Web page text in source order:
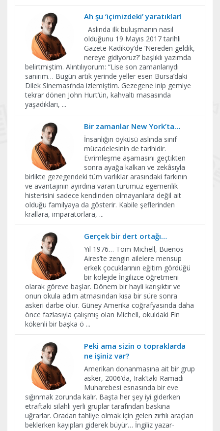
Ah şu ‘içimizdeki’ yaratıklar!
Aslında ilk buluşmanın nasıl
olduğunu 19 Mayıs 2017 tarihli
Gazete Kadıköy’de ‘Nereden geldik,
nereye gidiyoruz?’ başlıklı yazımda
belirtmiştim. Alıntılıyorum: “Lise son zamanlarıydı
sanırım… Bugün artık yerinde yeller esen Bursa’daki
Dilek Sineması’nda izlemiştim. Gezegene inip gemiye
tekrar dönen John Hurt’ün, kahvaltı masasında
yaşadıkları, ...
Bir zamanlar New York’ta…
İnsanlığın öyküsü aslında sınıf
mücadelesinin de tarihidir.
Evrimleşme aşamasını geçtikten
sonra ayağa kalkan ve zekâsıyla
birlikte gezegendeki tüm varlıklar arasındaki farkının
ve avantajının ayırdına varan türümüz egemenlik
histerisini sadece kendinden olmayanlara değil ait
olduğu familyaya da gösterir. Kabile şeflerinden
krallara, imparatorlara, ...
Gerçek bir dert ortağı…
Yıl 1976… Tom Michell, Buenos
Aires’te zengin ailelere mensup
erkek çocuklarının eğitim gördüğü
bir kolejde İngilizce öğretmeni
olarak göreve başlar. Dönem bir hayli karışıktır ve
onun okula adım atmasından kısa bir süre sonra
askeri darbe olur. Güney Amerika coğrafyasında daha
önce fazlasıyla çalışmış olan Michell, okuldaki Fin
kökenli bir başka ö ...
Peki ama sizin o topraklarda
ne işiniz var?
Amerikan donanmasına ait bir grup
asker, 2006’da, Irak’taki Ramadi
Muharebesi esnasında bir eve
sığınmak zorunda kalır. Başta her şey iyi giderken
etraftaki silahlı yerli gruplar tarafından baskına
uğrarlar. Oradan tahliye olmak için gelen zırhlı araçları
beklerken kayıpları giderek büyür… İngiliz yazar-